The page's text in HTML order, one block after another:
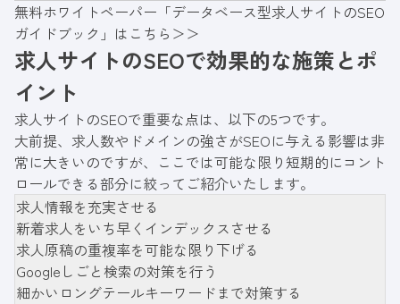
で上位表示させるための具体的なノウハウを網
羅的に解説します。
無料ホワイトペーパー「データベース型求人サイトのSEO
ガイドブック」はこちら＞＞
求人サイトのSEOで効果的な施策とポ
イント
求人サイトのSEOで重要な点は、以下の5つです。
大前提、求人数やドメインの強さがSEOに与える影響は非
常に大きいのですが、ここでは可能な限り短期的にコント
ロールできる部分に絞ってご紹介いたします。
求人情報を充実させる
新着求人をいち早くインデックスさせる
求人原稿の重複率を可能な限り下げる
Googleしごと検索の対策を行う
細かいロングテールキーワードまで対策する